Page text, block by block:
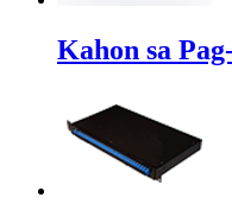
Kahon sa